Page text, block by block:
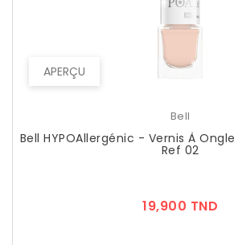
APERÇU
Bell
Bell HYPOAllergénic - Vernis À
Ref 02
19,900 TND